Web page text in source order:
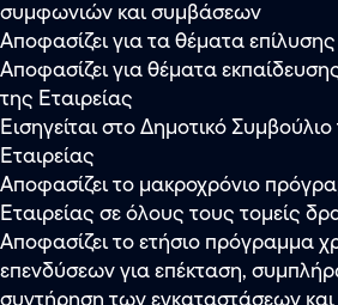
συμφωνιών και συμβάσεων
Αποφασίζει για τα θέματα
Αποφασίζει για θέματα
της Εταιρείας
Εισηγείται στο Δημοτικό
Εταιρείας
Αποφασίζει το μακροχρόνιο
Εταιρείας σε όλους τους τομείς
Αποφασίζει το ετήσιο πρόγραμμα
επενδύσεων για επέκταση,